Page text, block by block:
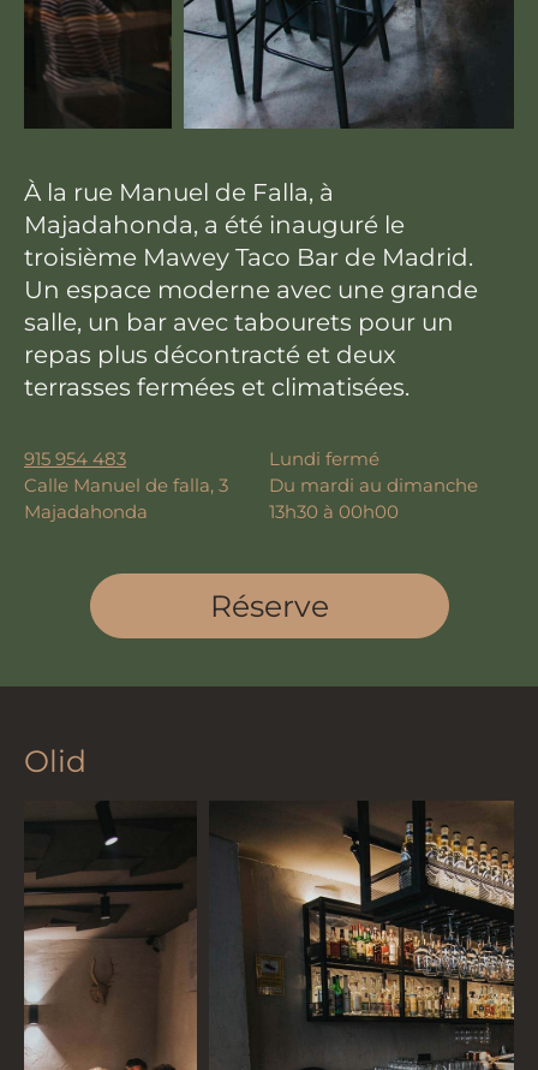
À la rue Manuel de Falla, à
Majadahonda, a été inauguré le
troisième Mawey Taco Bar de Madrid.
Un espace moderne avec une grande
salle, un bar avec tabourets pour un
repas plus décontracté et deux
terrasses fermées et climatisées.
915 954 483
Calle Manuel de falla, 3
Majadahonda
Lundi fermé
Du mardi au dimanche
13h30 à 00h00
Réserve
Olid